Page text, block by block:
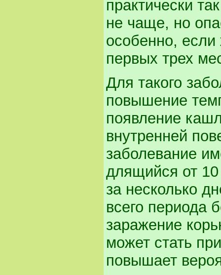
практически
не чаще, но
особенно,
первых трех
Для такого
повышение
появление
внутренней
заболевание
длящийся от
за несколько
всего периода
заражение
может стать
повышает